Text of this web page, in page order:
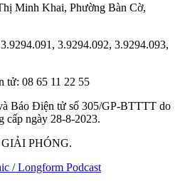
Minh Khai, Phường Bàn Cờ,
3.9294.092, 3.9294.093,
tử: 08 65 11 22 55
Báo Điện tử số 305/GP-BTTTT do
cấp ngày 28-8-2023.
PHÓNG.
/ Longform Podcast